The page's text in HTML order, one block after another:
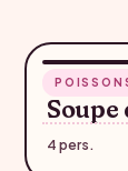
Soupe
4 pers.